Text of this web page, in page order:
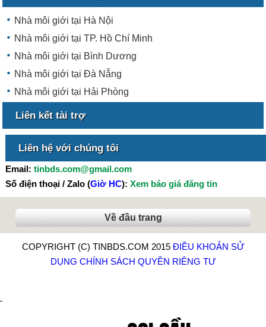
Nhà môi giới tại Hà Nội
Nhà môi giới tại TP. Hồ Chí Minh
Nhà môi giới tại Bình Dương
Nhà môi giới tại Đà Nẵng
Nhà môi giới tại Hải Phòng
Liên kết tài trợ
Liên hệ với chúng tôi
Email: tinbds.com@gmail.com
Số điện thoại / Zalo (Giờ HC): Xem báo giá đăng tin
Về đầu trang
COPYRIGHT (C) TINBDS.COM 2015 ĐIỀU KHOẢN SỬ
DỤNG CHÍNH SÁCH QUYỀN RIÊNG TƯ